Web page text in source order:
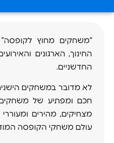
“משחקים מחוץ לקופסה”
החינוך, הארגונים
החדשניים.
לא מדובר במשחקים
חכם ומפתיע של משחקים
מצחיקים, מהירים
עולם משחקי הקופסה